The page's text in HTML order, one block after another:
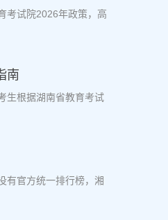
考试院2026年政策，高
南
生根据湖南省教育考试
有官方统一排行榜，湘